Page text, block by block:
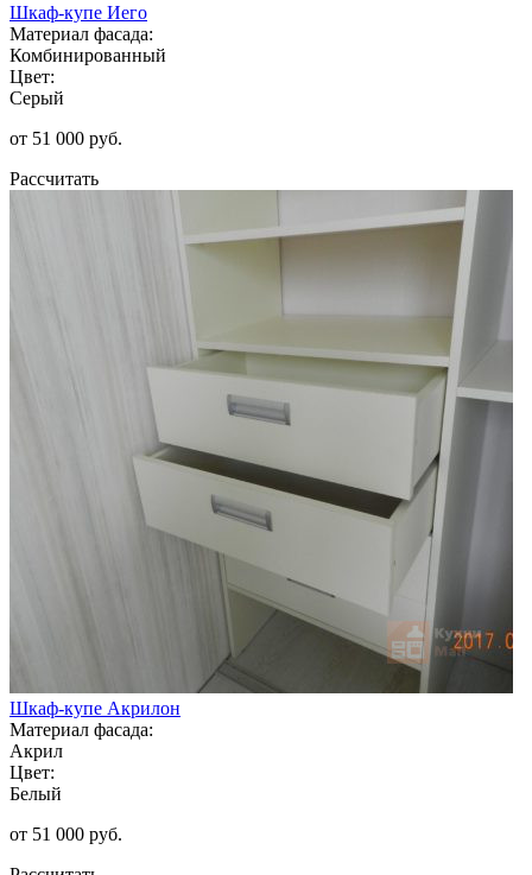
Шкаф-купе Иего
Материал фасада:
Комбинированный
Цвет:
Серый
от 51 000 руб.
Рассчитать
Шкаф-купе Акрилон
Материал фасада:
Акрил
Цвет:
Белый
от 51 000 руб.